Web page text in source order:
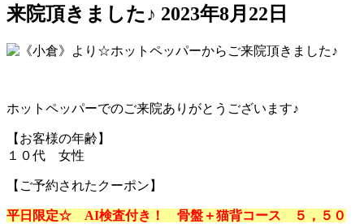
来院頂きました♪ 2023年8月22日
ホットペッパーでのご来院ありがとうございます♪
【お客様の年齢】
１０代 女性
【ご予約されたクーポン】
平日限定☆ AI検査付き！ 骨盤＋猫背コース ５，５０